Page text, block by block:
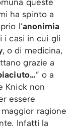
queste
ha spinto a
l’anonimia
i casi in cui gli
, o di medicina,
grazie a
” o a
Knick non
essere
ragione
Infatti la